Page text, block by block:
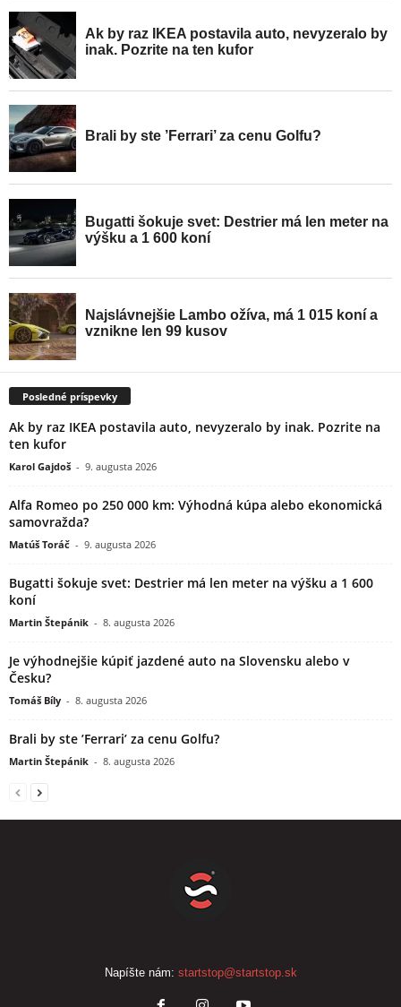
Posledné príspevky
Ak by raz IKEA postavila auto, nevyzeralo by inak. Pozrite na
ten kufor
Karol Gajdoš - 9. augusta 2026
Alfa Romeo po 250 000 km: Výhodná kúpa alebo ekonomická
samovražda?
Matúš Toráč - 9. augusta 2026
Bugatti šokuje svet: Destrier má len meter na výšku a 1 600
koní
Martin Štepánik - 8. augusta 2026
Je výhodnejšie kúpiť jazdené auto na Slovensku alebo v
Česku?
Tomáš Bíly - 8. augusta 2026
Brali by ste ’Ferrari’ za cenu Golfu?
Martin Štepánik - 8. augusta 2026
Napíšte nám: startstop@startstop.sk